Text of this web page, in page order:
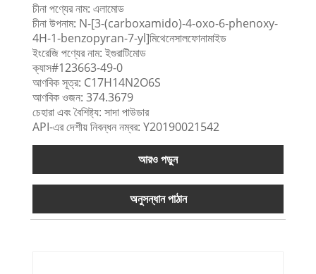
চীনা পণ্যের নাম: এলামোড
চীনা উপনাম: N-[3-(carboxamido)-4-oxo-6-phenoxy-
4H-1-benzopyran-7-yl]মিথেনেসালফোনামাইড
ইংরেজি পণ্যের নাম: ইগুরাটিমোড
ক্যাস#123663-49-0
আণবিক সূত্র: C17H14N2O6S
আণবিক ওজন: 374.3679
চেহারা এবং বৈশিষ্ট্য: সাদা পাউডার
API-এর দেশীয় নিবন্ধন নম্বর: Y20190021542
আরও পড়ুন
অনুসন্ধান পাঠান